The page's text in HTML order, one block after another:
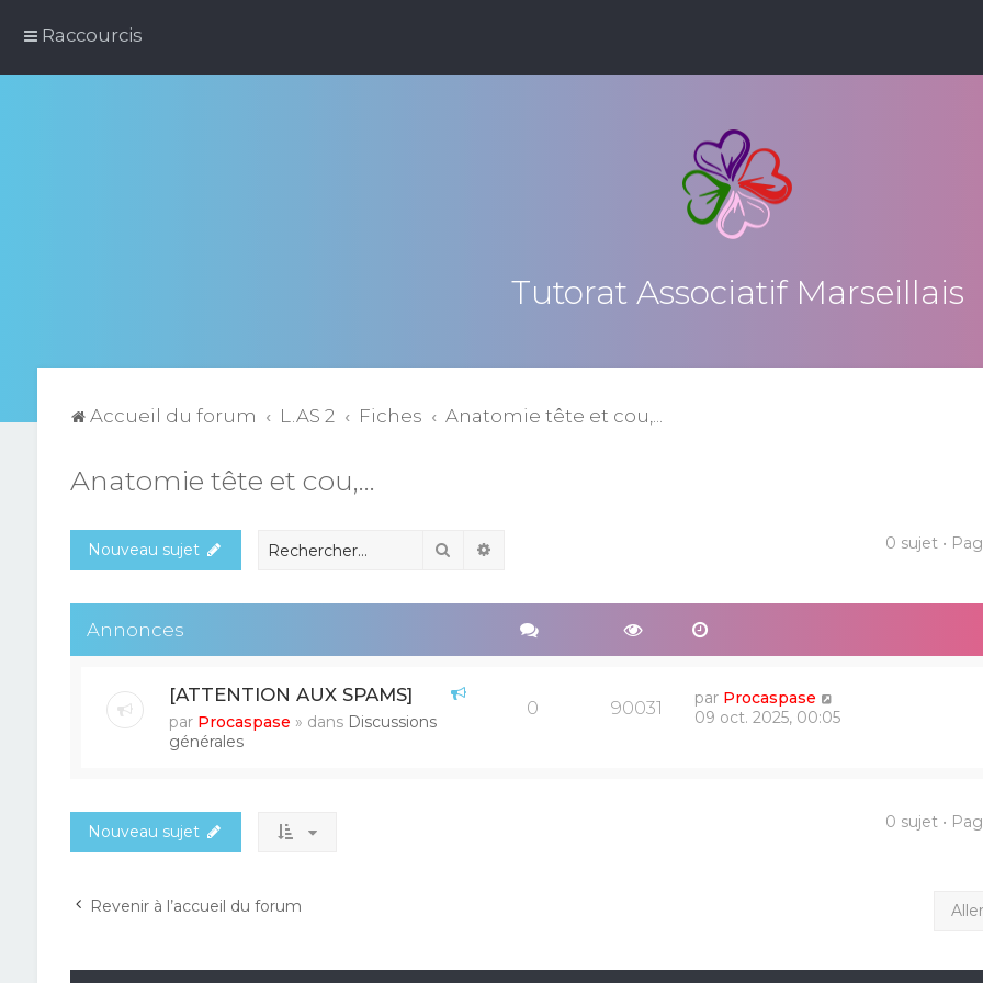
Raccourcis
Tutorat Associatif Marseillais
Accueil du forum L.AS 2 Fiches Anatomie tête et cou,...
Anatomie tête et cou,...
Nouveau sujet Rechercher 0 sujet •
Annonces
[ATTENTION AUX SPAMS]
par Procaspase » dans Discussions
générales
0 90031 par Procaspase
09 oct. 2025, 00:05
Nouveau sujet 0 sujet •
Revenir à l’accueil du forum Aller